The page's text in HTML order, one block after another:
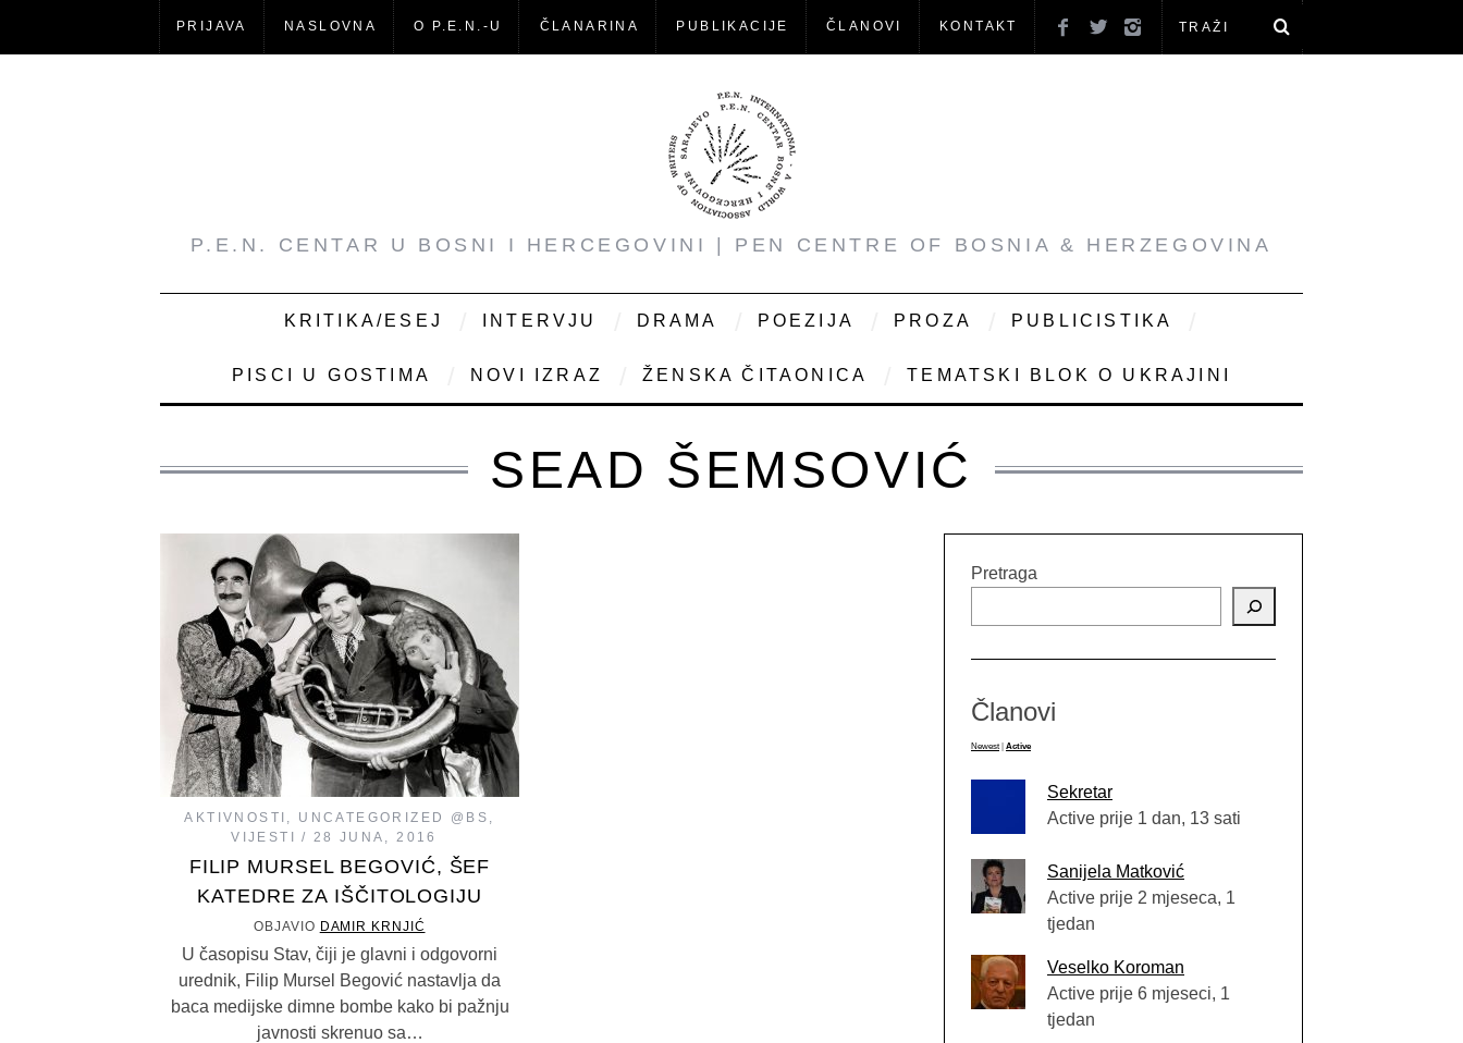
PRIJAVA NASLOVNA O P.E.N.-U ČLANARINA PUBLIKACIJE ČLANOVI KONTAKT
P.E.N. CENTAR U BOSNI I HERCEGOVINI | PEN CENTRE OF BOSNIA & HERZEGOVINA
KRITIKA/ESEJ INTERVJU DRAMA POEZIJA PROZA PUBLICISTIKA
PISCI U GOSTIMA NOVI IZRAZ ŽENSKA ČITAONICA TEMATSKI BLOK O UKRAJINI
SEAD ŠEMSOVIĆ
AKTIVNOSTI , UNCATEGORIZED @BS ,
VIJESTI
28 JUNA, 2016
FILIP MURSEL BEGOVIĆ, ŠEF
KATEDRE ZA IŠČITOLOGIJU
OBJAVIO DAMIR KRNJIĆ
U časopisu Stav, čiji je glavni i odgovorni
urednik, Filip Mursel Begović nastavlja da
baca medijske dimne bombe kako bi pažnju
javnosti skrenuo sa…
Pretraga
Članovi
Newest Active
Sekretar
Active prije 1 dan, 13 sati
Sanijela Matković
Active prije 2 mjeseca, 1
tjedan
Veselko Koroman
Active prije 6 mjeseci, 1
tjedan